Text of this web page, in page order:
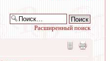
Расширенный поиск